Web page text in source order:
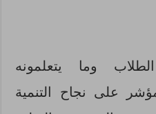
وما يتعلمونه
على نجاح التنمية